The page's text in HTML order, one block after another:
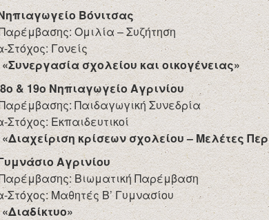
Βόνιτσας
Ομιλία – Συζήτηση
Γονείς
«Συνεργασία σχολείου και οικογένειας»
& 19ο Νηπιαγωγείο Αγρινίου
Παιδαγωγική Συνεδρία
Εκπαιδευτικοί
«Διαχείριση κρίσεων σχολείου – Μελέτες
Αγρινίου
Βιωματική Παρέμβαση
Μαθητές Β’ Γυμνασίου
«Διαδίκτυο»